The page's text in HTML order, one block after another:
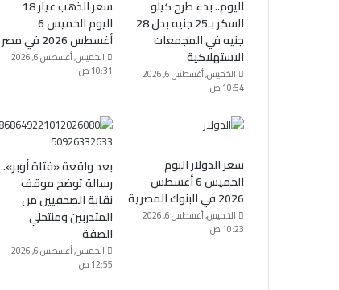
اليوم.. بدء طرح كيلو
السكر بـ25 جنيه بدل 28
جنيه في المجمعات
الاستهلاكية
الخميس, أغسطس 6, 2026
10:54 ص
سعر الذهب عيار 18
اليوم الخميس 6
أغسطس 2026 في مصر
الخميس, أغسطس 6, 2026
10:31 ص
سعر الدولار اليوم
الخميس 6 أغسطس
2026 في البنوك المصرية
الخميس, أغسطس 6, 2026
10:23 ص
بعد واقعة «فتاة أوبر»..
رسالة توضح موقف
نقابة الصحفيين من
المتدربين ومنتحلي
الصفة
الخميس, أغسطس 6, 2026
12:55 ص